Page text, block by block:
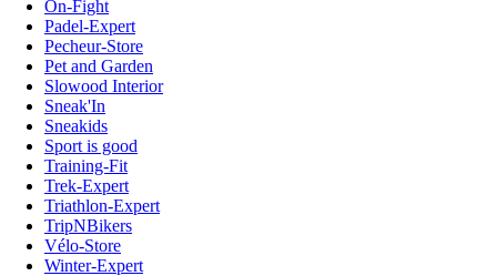
On-Fight
Padel-Expert
Pecheur-Store
Pet and Garden
Slowood Interior
Sneak'In
Sneakids
Sport is good
Training-Fit
Trek-Expert
Triathlon-Expert
TripNBikers
Vélo-Store
Winter-Expert